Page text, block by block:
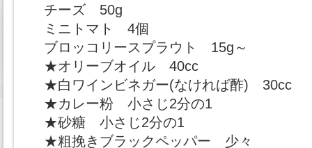
チーズ 50g
ミニトマト 4個
ブロッコリースプラウト 15g～
★オリーブオイル 40cc
★白ワインビネガー(なければ酢) 30cc
★カレー粉 小さじ2分の1
★砂糖 小さじ2分の1
★粗挽きブラックペッパー 少々